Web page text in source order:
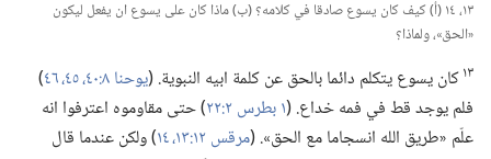
١٣،‏ ١٤ (‏أ)‏ كيف كان يسوع صادقا في كلامه؟‏ (‏ب)‏ ماذا كان على يسوع ان يفعل ليكون
«الحق»،‏ ولماذا؟‏
١٣كان يسوع يتكلم دائما بالحق عن كلمة ابيه النبوية.‏ (‏يوحنا ٨:‏​٤٠،‏
‏)‏
فلم يوجد قط في فمه خداع.‏ (‏١ بطرس ٢:‏٢٢
‏)‏ حتى مقاوموه اعترفوا انه
علّم «طريق الله انسجاما مع الحق».‏ (‏مرقس ١٢:‏​١٣،‏ ١٤
‏)‏ ولكن عندما قال